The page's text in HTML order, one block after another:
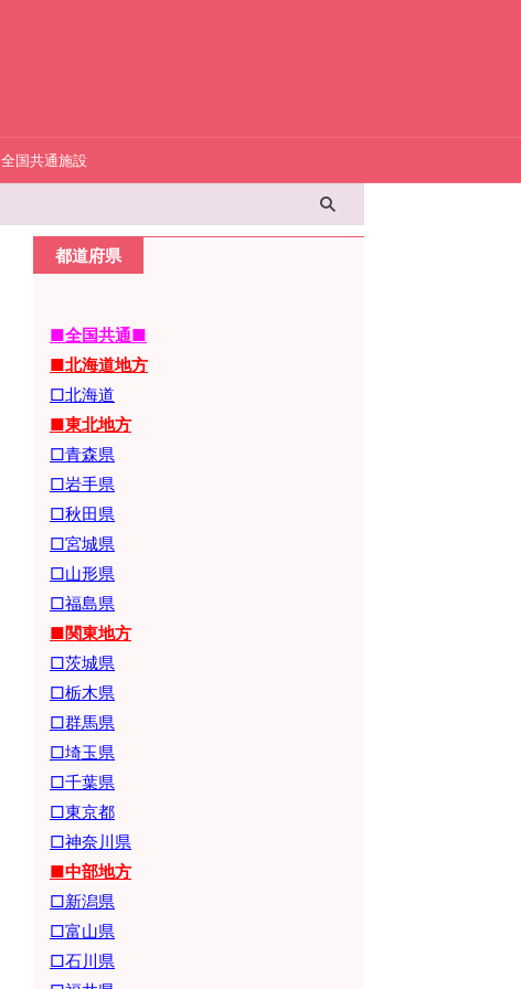
全国共通施設
都道府県
■全国共通■
■北海道地方
□北海道
■東北地方
□青森県
□岩手県
□秋田県
□宮城県
□山形県
□福島県
■関東地方
□茨城県
□栃木県
□群馬県
□埼玉県
□千葉県
□東京都
□神奈川県
■中部地方
□新潟県
□富山県
□石川県